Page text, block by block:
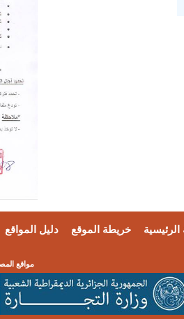
خريطة الموقع دليل المواقع
مواقع